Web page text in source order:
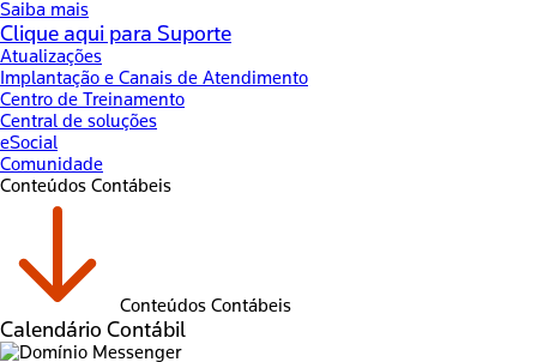
Saiba mais
Clique aqui para Suporte
Atualizações
Implantação e Canais de Atendimento
Centro de Treinamento
Central de soluções
eSocial
Comunidade
Conteúdos Contábeis
Conteúdos Contábeis
Calendário Contábil